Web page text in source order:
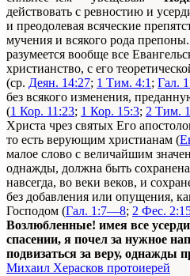
действовать с ревностию и
и преодолевая всяческие
мучения и всякого рода
разумеется вообще все
христианство, с его
(ср. Деян. 14:27; 1 Тим. 4:1 ; Гал.
без всякого изменения,
(1 Кор. 11:23; 1 Кор. 15:3; 2 Тим.
Христа чрез святых Его
то есть верующим христианам (
малое слово с величайшим
однажды, должна быть
навсегда, во веки веков, и
без добавления или опущения,
Господом (Гал. 1:7—8; 2 Фес.
Возлюбленные! имея все
спасении, я почел за нужное
подвизаться за веру, однажды
Михаил Херасков протоиерей